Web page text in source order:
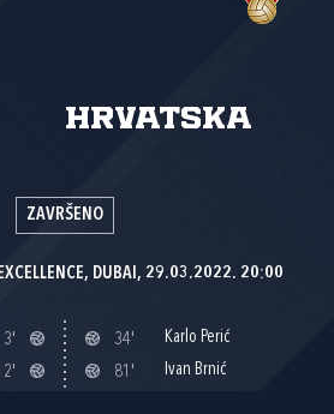
Hrvatska
ZAVRŠENO
EXCELLENCE, DUBAI, 29.03.2022. 20:00
3'
34'
Karlo Perić
81'
Ivan Brnić